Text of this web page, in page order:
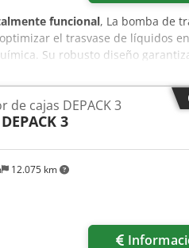
funcional, La bomba de
el trasvase de líquidos
Su robusto diseño
de líquidos entre distintos
de los entornos industriales,
Además, su fácil integración
aumentando la eficacia
ahorran tiempo y pueden
transferencias de gran volumen
en cada ciclo. En resumen,
que buscan mejorar la gestión de
de trabajo continuo y sin
para maximizar la eficacia y la
QHA 00022 Una bomba de
12.075 km
de cajas DEPACK 3
DEPACK 3